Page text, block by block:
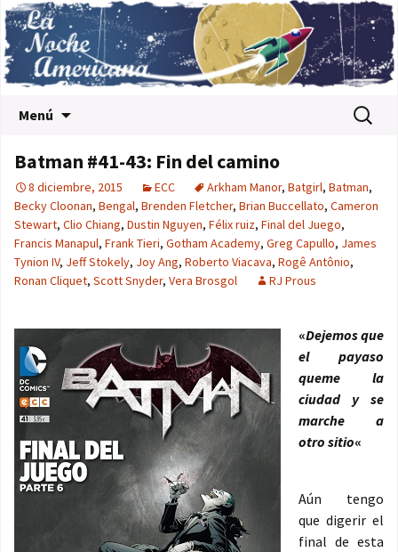
Menú Buscar:
Batman #41-43: Fin del camino
8 diciembre, 2015 ECC Arkham Manor, Batgirl, Batman,
Becky Cloonan, Bengal, Brenden Fletcher, Brian Buccellato, Cameron
Stewart, Clio Chiang, Dustin Nguyen, Félix ruiz, Final del Juego,
Francis Manapul, Frank Tieri, Gotham Academy, Greg Capullo, James
Tynion IV, Jeff Stokely, Joy Ang, Roberto Viacava, Rogê Antônio,
Ronan Cliquet, Scott Snyder, Vera Brosgol RJ Prous
«Dejemos que
el payaso
queme la
ciudad y se
marche a
otro sitio«
Aún tengo
que digerir el
final de esta